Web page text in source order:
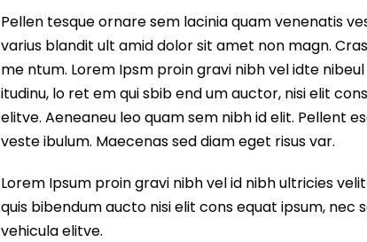
Pellen tesque ornare sem lacinia quam venenatis
varius blandit ult amid dolor sit amet non magn.
me ntum. Lorem Ipsm proin gravi nibh vel idte
itudinu, lo ret em qui sbib end um auctor, nisi elit
elitve. Aeneaneu leo quam sem nibh id elit. Pellent
veste ibulum. Maecenas sed diam eget risus var.
Lorem Ipsum proin gravi nibh vel id nibh ultricies
quis bibendum aucto nisi elit cons equat ipsum,
vehicula elitve.